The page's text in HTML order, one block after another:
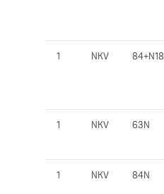
1 NKV 84+N18
1 NKV 63N
1 NKV 84N